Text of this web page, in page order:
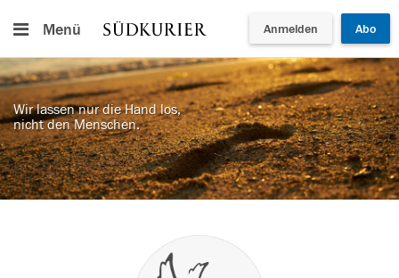
Menü Anmelden Abo
Wir lassen nur die Hand los,
nicht den Menschen.